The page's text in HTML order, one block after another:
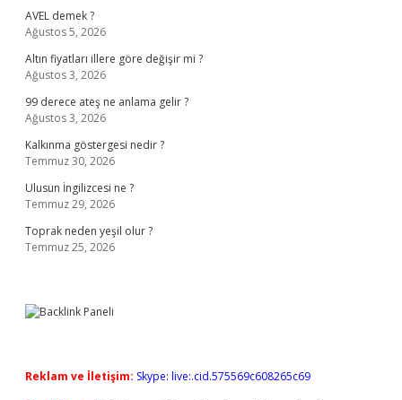
AVEL demek ?
Ağustos 5, 2026
Altın fiyatları illere göre değişir mi ?
Ağustos 3, 2026
99 derece ateş ne anlama gelir ?
Ağustos 3, 2026
Kalkınma göstergesi nedir ?
Temmuz 30, 2026
Ulusun İngilizcesi ne ?
Temmuz 29, 2026
Toprak neden yeşil olur ?
Temmuz 25, 2026
Reklam ve İletişim: Skype: live:.cid.575569c608265c69